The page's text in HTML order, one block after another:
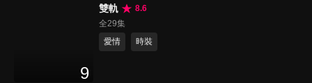
9
雙軌
8.6
全29集
愛情
時裝